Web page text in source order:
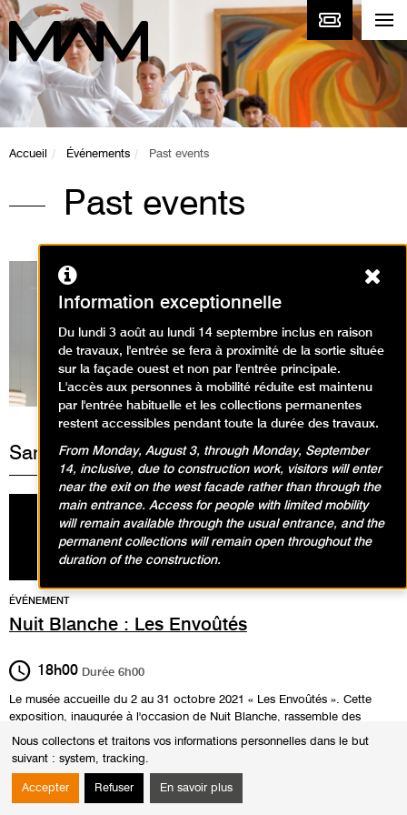
Nous collectons et traitons vos informations personnelles dans le but
suivant : system, tracking.
Accepter Refuser En savoir plus
Accueil Événements Past events
Past events
Expositions en cours
Samedi 2 octobre 2021
Nuit Blanche : Les Envoûtés
ÉVÉNEMENT
18h00 Durée 6h00
Le musée accueille du 2 au 31 octobre 2021 « Les Envoûtés ». Cette
exposition, inaugurée à l'occasion de Nuit Blanche, rassemble des
œuvres lauréates de la deuxième édition du Prix 1 % marché de l’art,
dispositif de soutien à la création artistique.
En savoir plus sur l'exposition
Public
Information exceptionnelle
Du lundi 3 août au lundi 14 septembre inclus en raison
de travaux, l'entrée se fera à proximité de la sortie située
sur la façade ouest et non par l'entrée principale.
L'accès aux personnes à mobilité réduite est maintenu
par l'entrée habituelle et les collections permanentes
restent accessibles pendant toute la durée des travaux.
From Monday, August 3, through Monday, September
14, inclusive, due to construction work, visitors will enter
near the exit on the west facade rather than through the
main entrance. Access for people with limited mobility
will remain available through the usual entrance, and the
permanent collections will remain open throughout the
duration of the construction.